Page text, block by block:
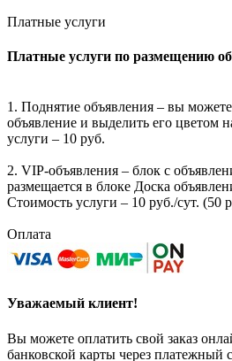
Платные услуги
Платные услуги по размещению
1. Поднятие объявления – вы
объявление и выделить его цветом
услуги – 10 руб.
2. VIP-объявления – блок с
размещается в блоке Доска
Стоимость услуги – 10 руб./сут. (50
Оплата
Уважаемый клиент!
Вы можете оплатить свой заказ
банковской карты через платежный